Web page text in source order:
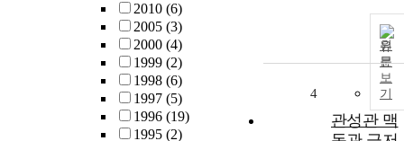
2010 (6)
2005 (3)
2000 (4)
1999 (2)
1998 (6)
1997 (5)
1996 (19)
1995 (2)
원
문
보
기
4
관성관 맥